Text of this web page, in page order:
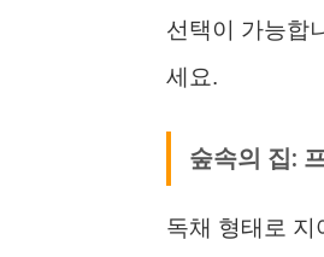
선택이 가능합
세요.
숲속의 집:
독채 형태로 지